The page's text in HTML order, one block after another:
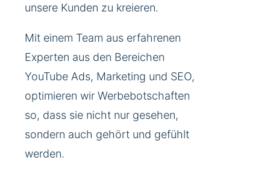
unsere Kunden zu kreieren.
Mit einem Team aus erfahrenen
Experten aus den Bereichen
YouTube Ads, Marketing und SEO,
optimieren wir Werbebotschaften
so, dass sie nicht nur gesehen,
sondern auch gehört und gefühlt
werden.